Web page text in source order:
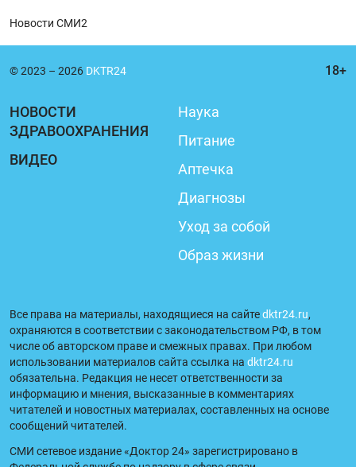
Новости СМИ2
© 2023 – 2026 DKTR24
НОВОСТИ
ЗДРАВООХРАНЕНИЯ
ВИДЕО
Наука
Питание
Аптечка
Диагнозы
Уход за собой
Образ жизни
Все права на материалы, находящиеся на сайтеdktr24.ru,
охраняются в соответствии с законодательством РФ, в том
числе об авторском праве и смежных правах. При любом
использовании материалов сайта ссылка на dktr24.ru
обязательна. Редакция не несет ответственности за
информацию и мнения, высказанные в комментариях
читателей и новостных материалах, составленных на основе
сообщений читателей.
СМИ сетевое издание «Доктор 24» зарегистрировано в